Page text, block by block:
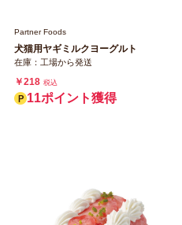
Partner Foods
犬猫用ヤギミルクヨーグルト
在庫：工場から発送
￥218 税込
11ポイント獲得